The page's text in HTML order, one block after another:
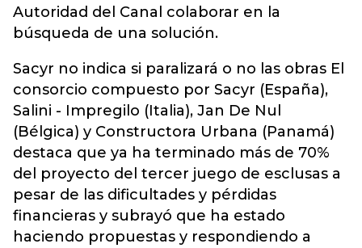
Autoridad del Canal colaborar en la
búsqueda de una solución.
Sacyr no indica si paralizará o no las obras El
consorcio compuesto por Sacyr (España),
Salini - Impregilo (Italia), Jan De Nul
(Bélgica) y Constructora Urbana (Panamá)
destaca que ya ha terminado más de 70%
del proyecto del tercer juego de esclusas a
pesar de las dificultades y pérdidas
financieras y subrayó que ha estado
haciendo propuestas y respondiendo a